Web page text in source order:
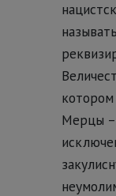
Мерцы –